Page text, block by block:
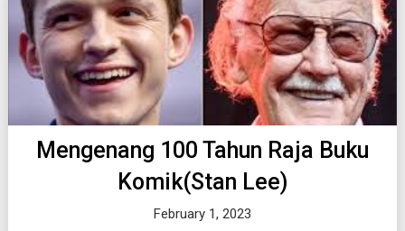
Mengenang 100 Tahun Raja Buku
Komik(Stan Lee)
February 1, 2023